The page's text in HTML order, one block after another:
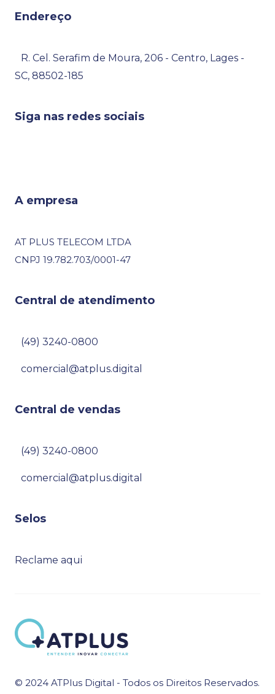
Endereço
R. Cel. Serafim de Moura, 206 - Centro, Lages -
SC, 88502-185
Siga nas redes sociais
A empresa
AT PLUS TELECOM LTDA
CNPJ 19.782.703/0001-47
Central de atendimento
(49) 3240-0800
comercial@atplus.digital
Central de vendas
(49) 3240-0800
comercial@atplus.digital
Selos
Reclame aqui
© 2024 ATPlus Digital - Todos os Direitos Reservados.